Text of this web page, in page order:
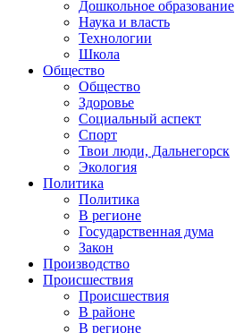
Дошкольное образование
Наука и власть
Технологии
Школа
Общество
Общество
Здоровье
Социальный аспект
Спорт
Твои люди, Дальнегорск
Экология
Политика
Политика
В регионе
Государственная дума
Закон
Производство
Происшествия
Происшествия
В районе
В регионе